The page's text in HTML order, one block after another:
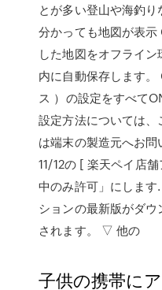
とが多い登山や海釣
分かっても地図が表
した地図をオフライ
内に自動保存します
ス ）の設定をすべて
設定方法については、
は端末の製造元へお
11/12の [ 楽天ペイ店
中のみ許可」にしま
ションの最新版がダ
されます。 ▽ 他の
子供の携帯に